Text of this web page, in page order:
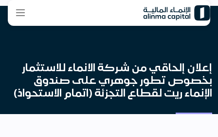
إعلان إلحاقي من شركة الانماء للاستثمار
بخصوص تطور جوهري على صندوق
الإنماء ريت لقطاع التجزئة (اتمام الاستحواذ)